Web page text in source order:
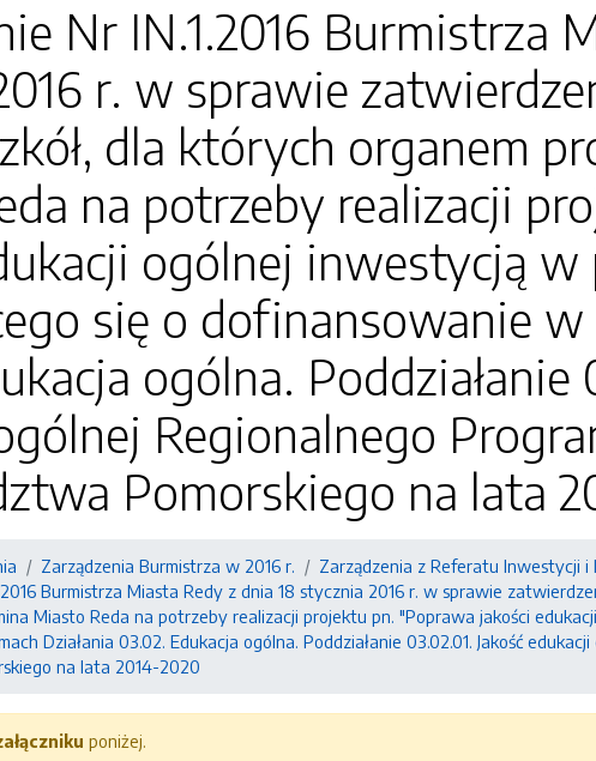
Nr IN.1.2016 Burmistrza
r. w sprawie
dla których organem
na potrzeby realizacji
ogólnej inwestycją w
się o dofinansowanie w
ogólna. Poddziałanie
Regionalnego
Pomorskiego na lata
Zarządzenia Burmistrza w 2016 r.
Zarządzenia z Referatu Inwestycji i
Burmistrza Miasta Redy z dnia 18 stycznia 2016 r. w sprawie
Miasto Reda na potrzeby realizacji projektu pn. "Poprawa jakości
Działania 03.02. Edukacja ogólna. Poddziałanie 03.02.01. Jakość
na lata 2014-2020
poniżej.